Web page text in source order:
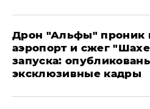
Дрон "Альфы" проник
аэропорт и сжег
запуска:
эксклюзивные кадры